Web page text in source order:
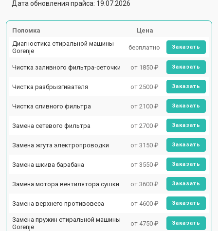
Дата обновления прайса: 19.07.2026
Поломка
Цена
Диагностика стиральной машины
Gorenje
бесплатно Заказать
Чистка заливного фильтра-сеточки от 1850 ₽ Заказать
Чистка разбрызгивателя от 2500 ₽ Заказать
Чистка сливного фильтра от 2100 ₽ Заказать
Замена сетевого фильтра от 2700 ₽ Заказать
Замена жгута электропроводки от 3150 ₽ Заказать
Замена шкива барабана от 3550 ₽ Заказать
Замена мотора вентилятора сушки от 3600 ₽ Заказать
Замена верхнего противовеса от 4600 ₽ Заказать
Замена пружин стиральной машины
Gorenje
от 4750 ₽ Заказать